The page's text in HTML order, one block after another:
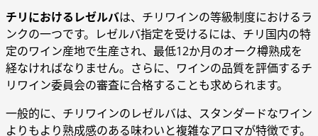
チリにおけるレゼルバは、チリワインの等級制度におけるラ
ンクの一つです。レゼルバ指定を受けるには、チリ国内の特
定のワイン産地で生産され、最低12か月のオーク樽熟成を
経なければなりません。さらに、ワインの品質を評価するチ
リワイン委員会の審査に合格することも求められます。
一般的に、チリワインのレゼルバは、スタンダードなワイン
よりもより熟成感のある味わいと複雑なアロマが特徴です。